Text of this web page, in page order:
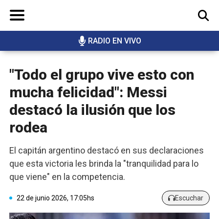
RADIO EN VIVO
BUSCAR
"Todo el grupo vive esto con
mucha felicidad": Messi
destacó la ilusión que los
rodea
El capitán argentino destacó en sus declaraciones
que esta victoria les brinda la "tranquilidad para lo
que viene" en la competencia.
22 de junio 2026, 17:05hs Escuchar